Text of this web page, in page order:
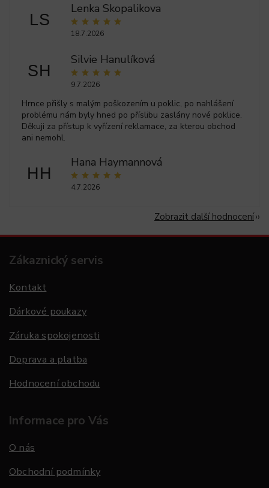
LS
Lenka Skopalikova
18.7.2026
SH
Silvie Hanulíková
9.7.2026
Hrnce přišly s malým poškozením u poklic, po nahlášení
problému nám byly hned po příslibu zaslány nové poklice.
Děkuji za přístup k vyřízení reklamace, za kterou obchod
ani nemohl.
HH
Hana Haymannová
4.7.2026
Zobrazit další hodnocení
Zákaznický servis
Kontakt
Dárkové poukazy
Záruka spokojenosti
Doprava a platba
Hodnocení obchodu
Informace pro Vás
O nás
Obchodní podmínky